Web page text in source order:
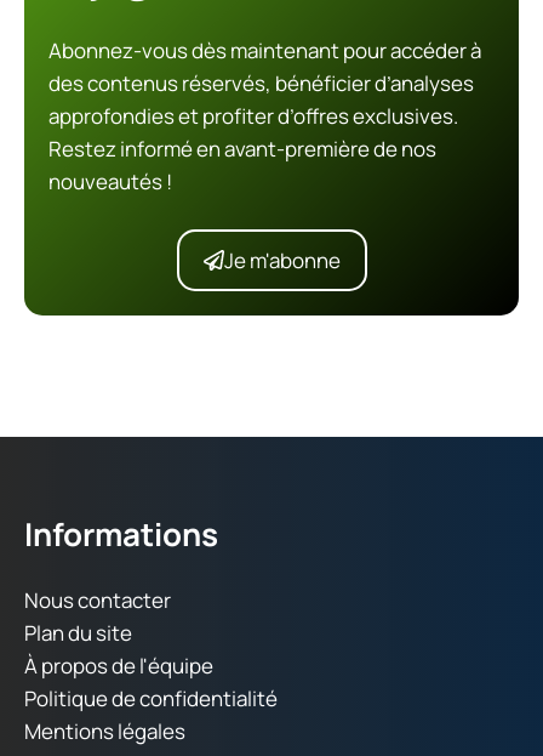
Abonnez-vous dès maintenant pour accéder à
des contenus réservés, bénéficier d’analyses
approfondies et profiter d’offres exclusives.
Restez informé en avant-première de nos
nouveautés !
Je m'abonne
Informations
Nous contacter
Plan du site
À propos de l'équipe
Politique de confidentialité
Mentions légales